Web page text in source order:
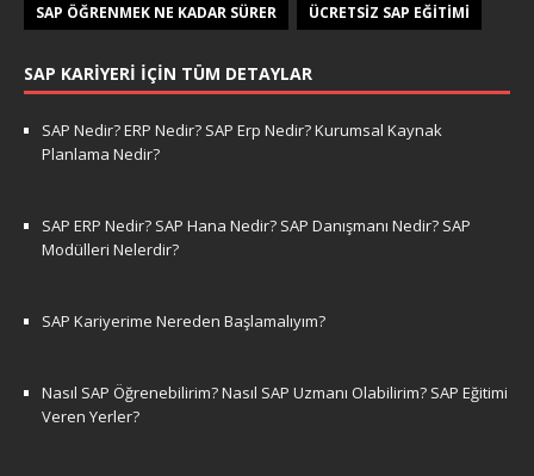
SAP ÖĞRENMEK NE KADAR SÜRER ÜCRETSIZ SAP EĞITIMI
SAP KARIYERI İÇIN TÜM DETAYLAR
SAP Nedir? ERP Nedir? SAP Erp Nedir? Kurumsal Kaynak
Planlama Nedir?
SAP ERP Nedir? SAP Hana Nedir? SAP Danışmanı Nedir? SAP
Modülleri Nelerdir?
SAP Kariyerime Nereden Başlamalıyım?
Nasıl SAP Öğrenebilirim? Nasıl SAP Uzmanı Olabilirim? SAP Eğitimi
Veren Yerler?